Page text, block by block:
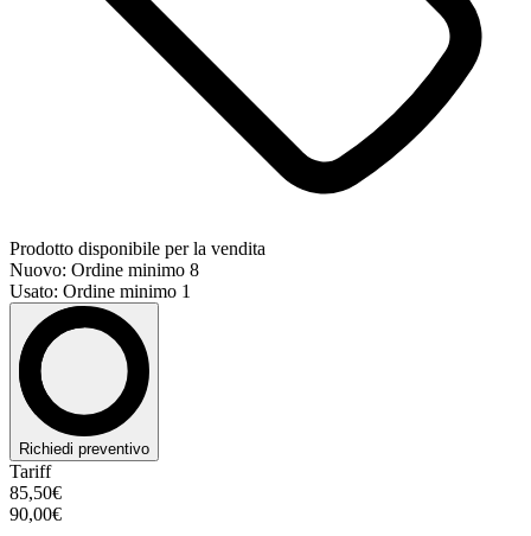
Prodotto disponibile per la vendita
Nuovo: Ordine minimo 8
Usato: Ordine minimo 1
Richiedi preventivo
Tariff
85,50€
90,00€